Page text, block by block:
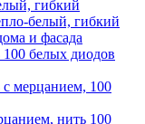
гибкий
белый, гибкий
и фасада
белых диодов
с мерцанием, 100
нить 100